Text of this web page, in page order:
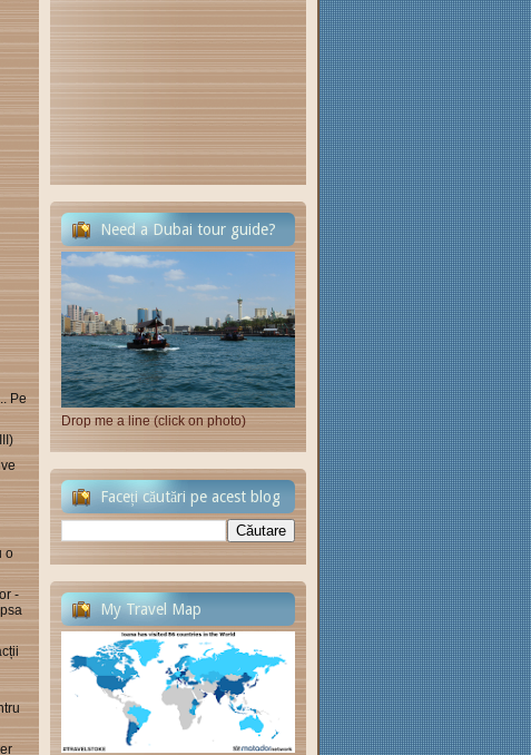
Pe
o
-
Need a Dubai tour guide?
Drop me a line (click on photo)
Faceți căutări pe acest blog
My Travel Map